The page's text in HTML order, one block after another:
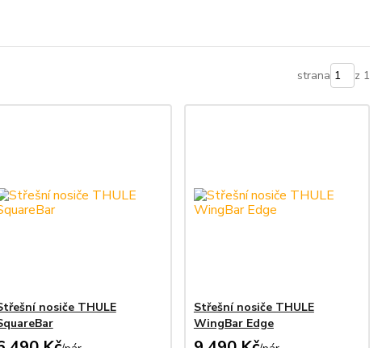
strana z 1
nosiče THULE
Střešní nosiče THULE
WingBar Edge